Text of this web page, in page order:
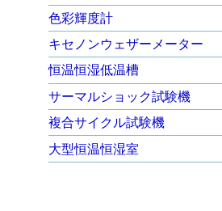
色彩輝度計
キセノンウェザーメーター
恒温恒湿低温槽
サーマルショック試験機
複合サイクル試験機
大型恒温恒湿室